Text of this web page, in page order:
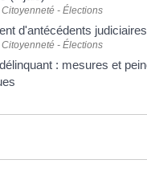
- Élections
d'antécédents
- Élections
: mesures et